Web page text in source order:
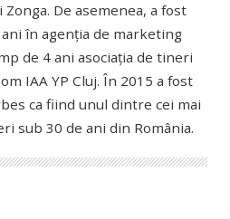
De asemenea, a fost
în agenția de marketing
de 4 ani asociația de tineri
IAA YP Cluj. În 2015 a fost
ca fiind unul dintre cei mai
sub 30 de ani din România.